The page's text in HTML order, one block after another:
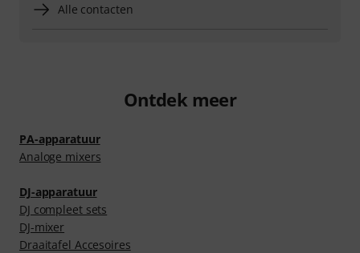
Alle contacten
Ontdek meer
PA-apparatuur
Analoge mixers
DJ-apparatuur
DJ compleet sets
DJ-mixer
Draaitafel Accesoires